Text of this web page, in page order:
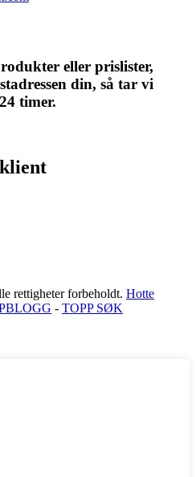
eller prislister,
din, så tar vi
timer.
rettigheter forbeholdt. Hotte
- TOPP SØK